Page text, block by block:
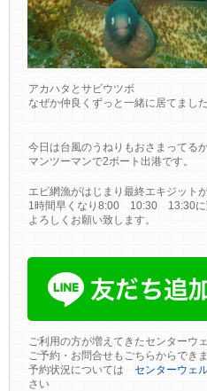
アカハタとサビウツボ
なぜか仲良くずっと一緒に居てました
今日は台風のうねりもおさまってる
マンツーマンで2ボート出港です。
エビ網漁がはじまり最終エキジット
1時間早くなり8:00 10:30 13:30に
よろしくお願い致します。
ご利用の方が増えてきたセンターウ
ご予約・お問合せもごちらからできま
予約状況についてはセンターウェ
さい